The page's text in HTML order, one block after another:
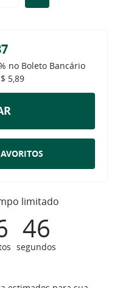
no Boleto Bancário
5,89
limitado
46
segundos